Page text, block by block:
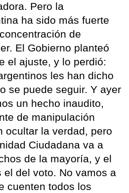
Pero la
ha sido más fuerte
de
El Gobierno planteó
el ajuste, y lo perdió:
les han dicho
se puede seguir. Y ayer
un hecho inaudito,
de manipulación
ocultar la verdad, pero
Ciudadana va a
de la mayoría, y el
el del voto. No vamos a
cuenten todos los